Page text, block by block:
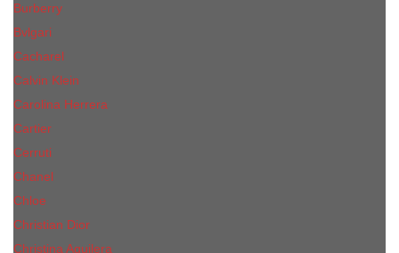
Burberry
Bvlgari
Cacharel
Calvin Klein
Carolina Herrera
Cartier
Cerruti
Сhanеl
Chloe
Christian Dior
Christina Aguilera